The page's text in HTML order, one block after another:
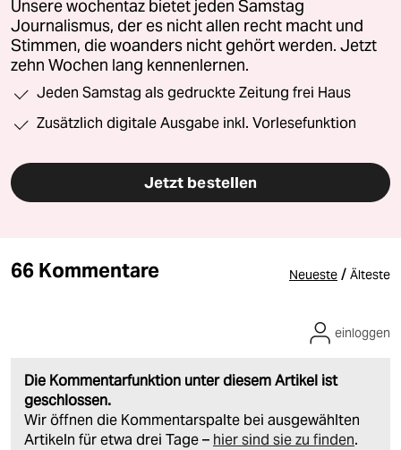
Unsere wochentaz bietet jeden Samstag
Journalismus, der es nicht allen recht macht und
Stimmen, die woanders nicht gehört werden. Jetzt
zehn Wochen lang kennenlernen.
Jeden Samstag als gedruckte Zeitung frei Haus
Zusätzlich digitale Ausgabe inkl. Vorlesefunktion
Jetzt bestellen
66 Kommentare Neueste / Älteste
Die Kommentarfunktion unter diesem Artikel ist
geschlossen.
Wir öffnen die Kommentarspalte bei ausgewählten
Artikeln für etwa drei Tage – hier sind sie zu finden.
einloggen